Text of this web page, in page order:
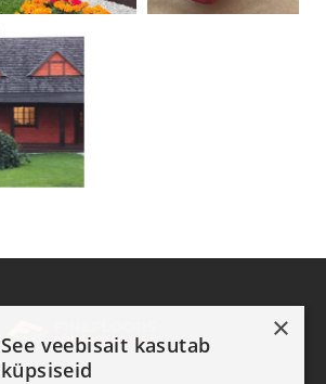
×
See veebisait kasutab
küpsiseid